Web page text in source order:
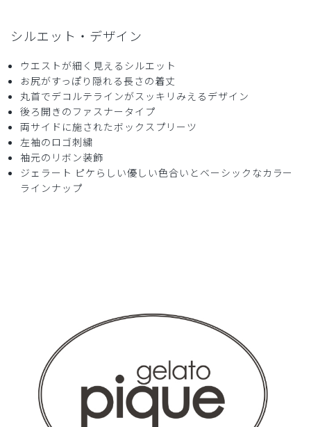
はな様
購入確認済み
年齢:40代 身長:
サイズ感小さめ
ストレッチ感 よく伸びる
伸びない
とても薄い
まみ様
購入確認済み
2026-04-19
年齢: 身長:156-160cm 体重:
51-55kg
サイズ感
小さめ
大きめ
ストレッチ感
よく伸びる
伸びない
シルエット・デザイン
ウエストが細く見えるシルエット
お尻がすっぽり隠れる長さの着丈
丸首でデコルテラインがスッキリみえるデザイン
後ろ開きのファスナータイプ
両サイドに施されたボックスプリーツ
左袖のロゴ刺繍
袖元のリボン装飾
ジェラート ピケらしい優しい色合いとベーシックなカラー
ラインナップ